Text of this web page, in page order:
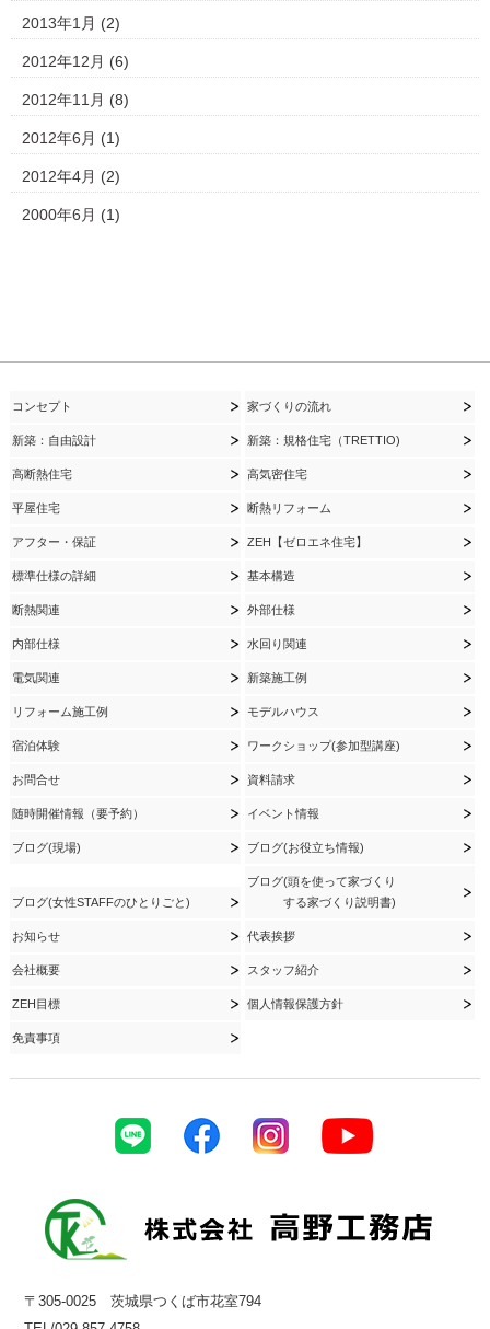
2013年1月 (2)
2012年12月 (6)
2012年11月 (8)
2012年6月 (1)
2012年4月 (2)
2000年6月 (1)
コンセプト 家づくりの流れ
新築：自由設計 新築：規格住宅（TRETTIO)
高断熱住宅 高気密住宅
平屋住宅 断熱リフォーム
アフター・保証 ZEH【ゼロエネ住宅】
標準仕様の詳細 基本構造
断熱関連 外部仕様
内部仕様 水回り関連
電気関連 新築施工例
リフォーム施工例 モデルハウス
宿泊体験 ワークショップ(参加型講座)
お問合せ 資料請求
随時開催情報（要予約） イベント情報
ブログ(現場) ブログ(お役立ち情報)
ブログ(女性STAFFのひとりごと)
ブログ(頭を使って家づくり
する家づくり説明書)
お知らせ 代表挨拶
会社概要 スタッフ紹介
ZEH目標 個人情報保護方針
免責事項
〒305-0025 茨城県つくば市花室794